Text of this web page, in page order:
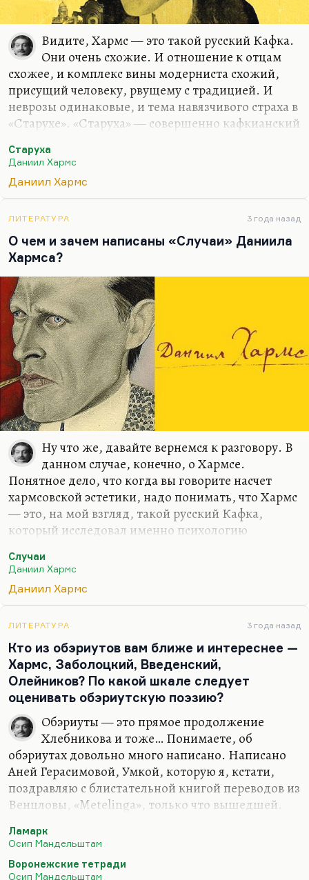
Видите, Хармс — это такой русский Кафка.
Они очень схожие. И отношение к отцам
схожее, и комплекс вины модерниста схожий,
присущий человеку, рвущему с традицией. И
неврозы одинаковые, и тема навязчивого страха в
«Старухе». «Старуха» — совершенно кафкианский
может быть, за счет душевной болезни, которую
он сознавал. Ключевое слово — вырождение,
потому что Шварц со своей обычной жестокой,
Хармса не было детей, дети были бы уже совсем
безумные.»
Если знать биографию Ивана Ювачева,
хармсовского отца, то многое в Хармсе
становится понятнее. А сейчас его сочинения,
дневники начали издавать…
Старуха
Даниил Хармс
Даниил Хармс
ЛИТЕРАТУРА 3 года назад
О чем и зачем написаны «Случаи» Даниила
Хармса?
Ну что же, давайте вернемся к разговору. В
данном случае, конечно, о Хармсе.
Понятное дело, что когда вы говорите насчет
хармсовской эстетики, надо понимать, что Хармс
— это, на мой взгляд, такой русский Кафка,
который исследовал именно психологию
несвободы.
Чем отличается реальность XX века от реальности
личность, драгоценность человеческой жизни —
это не такие уж абсолютные материи. И вот герои
Хармса — это двухмерные люди в двухмерном
мире, которые помнят о своей трехмерности, но
помнят рудиментарно. На самом деле они
сведены к абсолютной плоскости. И вот эти
плоские люди, которых не жалко, у…
Случаи
Даниил Хармс
Даниил Хармс
ЛИТЕРАТУРА 3 года назад
Кто из обэриутов вам ближе и интереснее —
Хармс, Заболоцкий, Введенский,
Олейников? По какой шкале следует
оценивать обэриутскую поэзию?
Обэриуты — это прямое продолжение
Хлебникова и тоже… Понимаете, об
обэриутах довольно много написано. Написано
Аней Герасимовой, Умкой, которую я, кстати,
поздравляю с блистательной книгой переводов из
Венцловы, «Metelinga», только что вышедшей.
последнее время просто! Мало того что она
великолепный оригинальный поэт и бард, и мало
того что она замечательный исследователь
Ламарк
Осип Мандельштам
Воронежские тетради
Осип Мандельштам